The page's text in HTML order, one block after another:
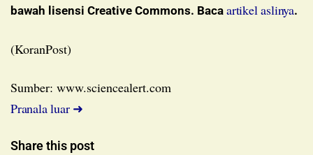
bawah lisensi Creative Commons. Baca artikel aslinya.
(KoranPost)
Sumber: www.sciencealert.com
Pranala luar ➜
Share this post